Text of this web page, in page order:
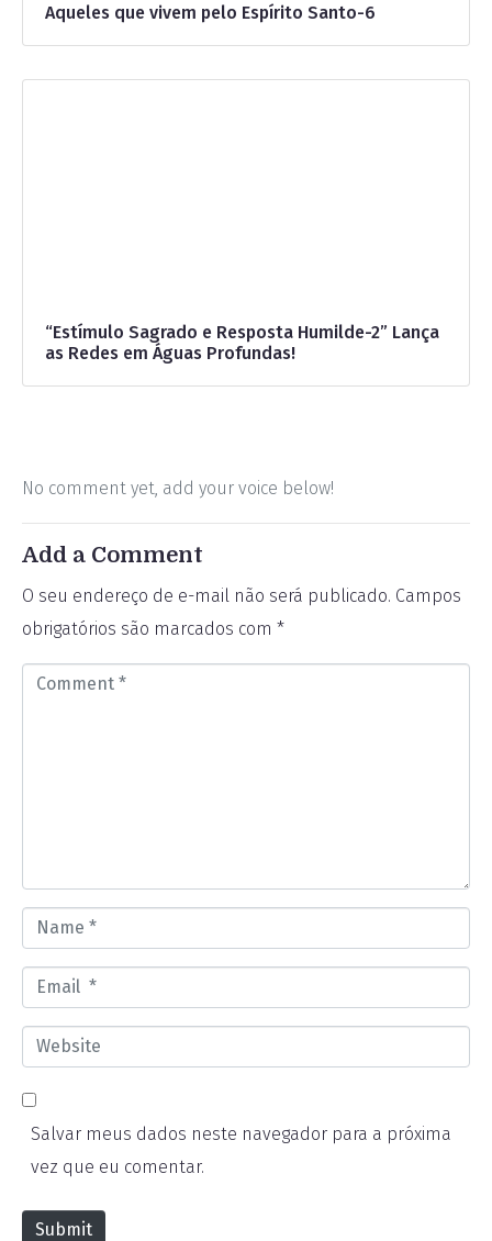
Aqueles que vivem pelo Espírito Santo-6
“Estímulo Sagrado e Resposta Humilde-2” Lança
as Redes em Águas Profundas!
No comment yet, add your voice below!
Add a Comment
O seu endereço de e-mail não será publicado. Campos
obrigatórios são marcados com *
*
a
e
m
l
e
b
t
Salvar meus dados neste navegador para a próxima
vez que eu comentar.
Submit